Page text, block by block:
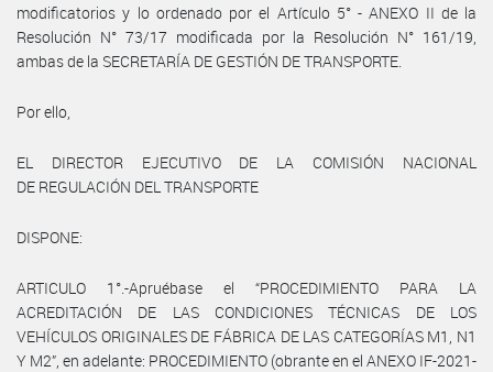
modificatorios y lo ordenado por el Artículo 5° - ANEXO II de la
Resolución N° 73/17 modificada por la Resolución N° 161/19,
ambas de la SECRETARÍA DE GESTIÓN DE TRANSPORTE.
Por ello,
EL DIRECTOR EJECUTIVO DE LA COMISIÓN NACIONAL
DE REGULACIÓN DEL TRANSPORTE
DISPONE:
ARTICULO 1°.-Apruébase el “PROCEDIMIENTO PARA LA
ACREDITACIÓN DE LAS CONDICIONES TÉCNICAS DE LOS
VEHÍCULOS ORIGINALES DE FÁBRICA DE LAS CATEGORÍAS M1, N1
Y M2”, en adelante: PROCEDIMIENTO (obrante en el ANEXO IF-2021-